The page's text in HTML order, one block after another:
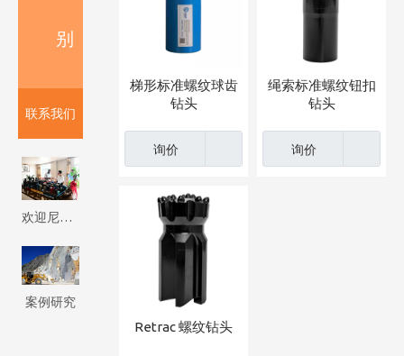
别
联系我们
欢迎尼泊尔客户来我厂参观考察 Firip Mining And Machinery Co., Ltd
案例研究
梯形标准螺纹球齿
钻头
询价
绳索标准螺纹钮扣
钻头
询价
Retrac 螺纹钻头